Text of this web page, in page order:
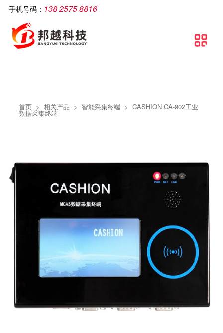
手机号码： 138 2575 8816
公司简介
关于邦越
智慧工厂
智慧工厂理论介绍
解决方案
制造执行系统解决方案
条码追溯管理解决方案
资产管理解决方案
生产线视觉读码解决方案
软件产品
移动生产报工系统
防错料条码对比软件
质量管理系统（QMS）
wms智能仓储管理系统
中小型企业MES系统
智能制造mes执行系统
车间生产管理MES系统
相关产品
智能打印机
智能看板
服务支持
服务支持
文章资讯
实施方案
公司新闻
联系我们
联系方式

首页 > 相关产品 > 智能采集终端 > CASHION CA-902工业
数据采集终端